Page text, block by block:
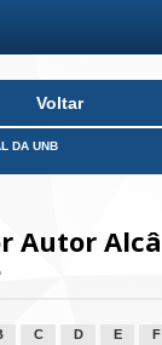
Voltar
DA UNB
Autor
C D E F